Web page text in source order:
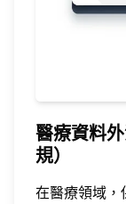
醫療資料
規）
在醫療領域，